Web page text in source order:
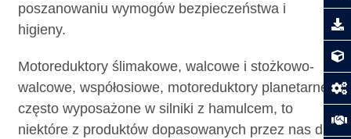
poszanowaniu wymogów bezpieczeństwa i
higieny.
Motoreduktory ślimakowe, walcowe i stożkowo-
walcowe, współosiowe, motoreduktory planetarne,
często wyposażone w silniki z hamulcem, to
niektóre z produktów dopasowanych przez nas dla